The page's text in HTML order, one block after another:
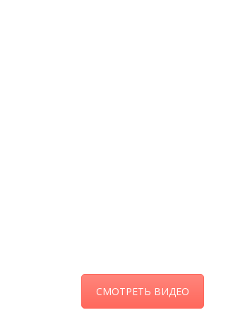
СМОТРЕТЬ ВИДЕО